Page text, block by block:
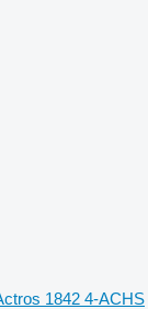
1842 4-ACHS